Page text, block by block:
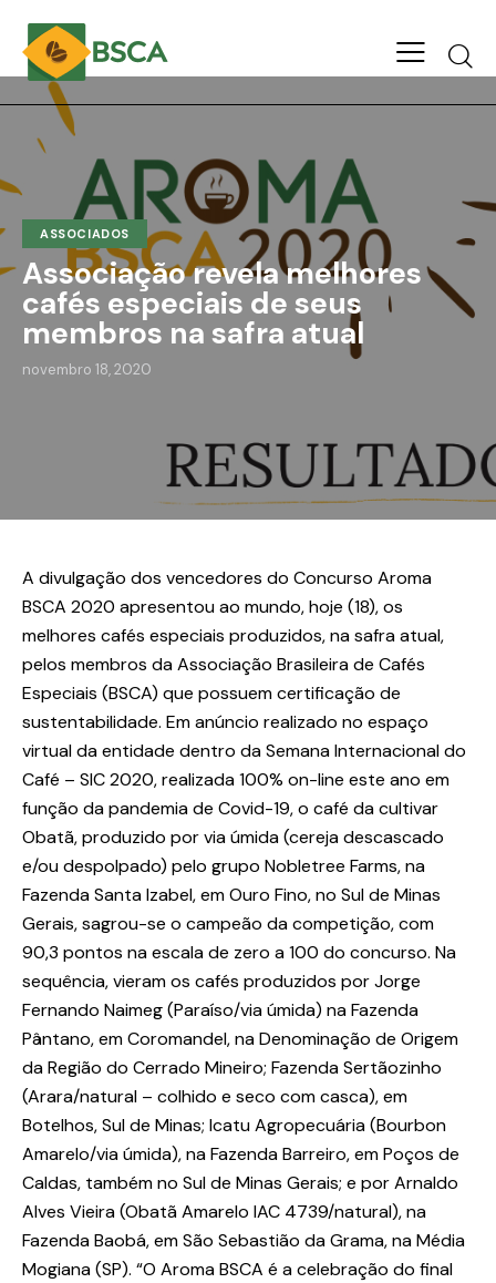
ASSOCIADOS
Associação revela melhores
cafés especiais de seus
membros na safra atual
novembro 18, 2020
A divulgação dos vencedores do Concurso Aroma
BSCA 2020 apresentou ao mundo, hoje (18), os
melhores cafés especiais produzidos, na safra atual,
pelos membros da Associação Brasileira de Cafés
Especiais (BSCA) que possuem certificação de
sustentabilidade. Em anúncio realizado no espaço
virtual da entidade dentro da Semana Internacional do
Café – SIC 2020, realizada 100% on-line este ano em
função da pandemia de Covid-19, o café da cultivar
Obatã, produzido por via úmida (cereja descascado
e/ou despolpado) pelo grupo Nobletree Farms, na
Fazenda Santa Izabel, em Ouro Fino, no Sul de Minas
Gerais, sagrou-se o campeão da competição, com
90,3 pontos na escala de zero a 100 do concurso. Na
sequência, vieram os cafés produzidos por Jorge
Fernando Naimeg (Paraíso/via úmida) na Fazenda
Pântano, em Coromandel, na Denominação de Origem
da Região do Cerrado Mineiro; Fazenda Sertãozinho
(Arara/natural – colhido e seco com casca), em
Botelhos, Sul de Minas; Icatu Agropecuária (Bourbon
Amarelo/via úmida), na Fazenda Barreiro, em Poços de
Caldas, também no Sul de Minas Gerais; e por Arnaldo
Alves Vieira (Obatã Amarelo IAC 4739/natural), na
Fazenda Baobá, em São Sebastião da Grama, na Média
Mogiana (SP). “O Aroma BSCA é a celebração do final